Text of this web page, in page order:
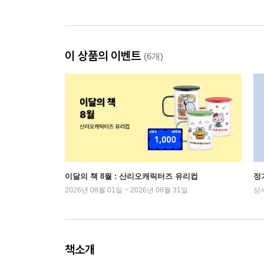
이 상품의 이벤트 (6개)
이달의 책 8월 : 산리오캐릭터즈 유리컵
2026년 08월 01일 ~ 2026년 08월 31일
정
상
책소개